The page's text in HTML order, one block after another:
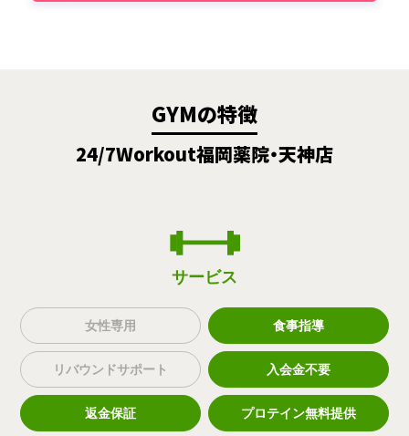
GYMの特徴
24/7Workout福岡薬院・天神店
サービス
女性専用 食事指導
リバウンドサポート 入会金不要
返金保証 プロテイン無料提供